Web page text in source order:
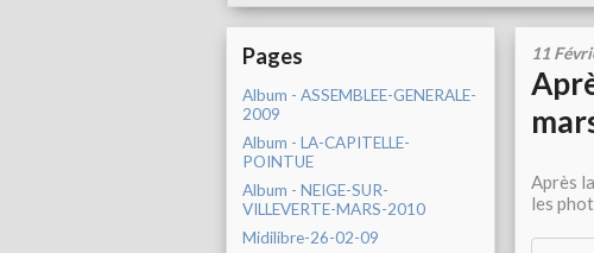
Pages
Album - ASSEMBLEE-GENERALE-
2009
Album - LA-CAPITELLE-
POINTUE
Album - NEIGE-SUR-
VILLEVERTE-MARS-2010
Midilibre-26-02-09
11
Après
les